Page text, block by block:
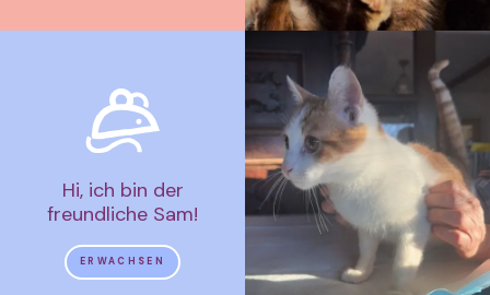
Hi, ich bin der
freundliche Sam!
ERWACHSEN